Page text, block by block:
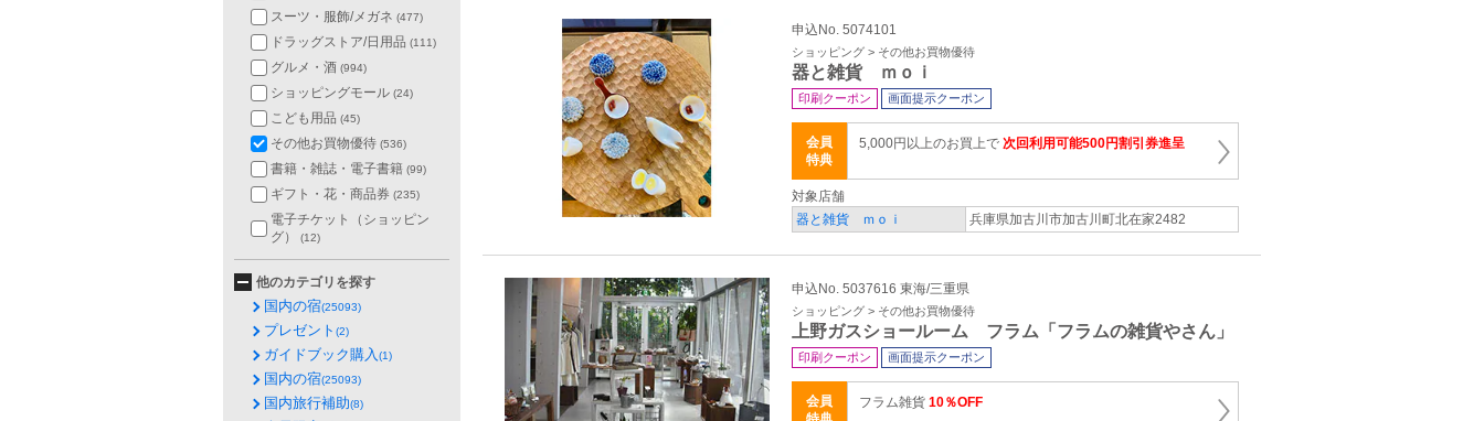
申込No. 5074101
ショッピング > その他お買物優待
器と雑貨 ｍｏｉ
印刷クーポン 画面提示クーポン
会員
特典
5,000円以上のお買上で 次回利用可能500円割引券進呈
対象店舗
器と雑貨 ｍｏｉ
兵庫県加古川市加古川町北在家2482
申込No. 5037616 東海/三重県
ショッピング > その他お買物優待
上野ガスショールーム フラム「フラムの雑貨やさん」
印刷クーポン 画面提示クーポン
会員
フラム雑貨 10％OFF
スーツ・服飾/メガネ (477)
ドラッグストア/日用品 (111)
グルメ・酒 (994)
ショッピングモール (24)
こども用品 (45)
その他お買物優待 (536)
書籍・雑誌・電子書籍 (99)
ギフト・花・商品券 (235)
電子チケット（ショッピン
グ）
(12)
他のカテゴリを探す
国内の宿(25093)
プレゼント (2)
ガイドブック購入(1)
国内の宿(25093)
国内旅行補助(8)